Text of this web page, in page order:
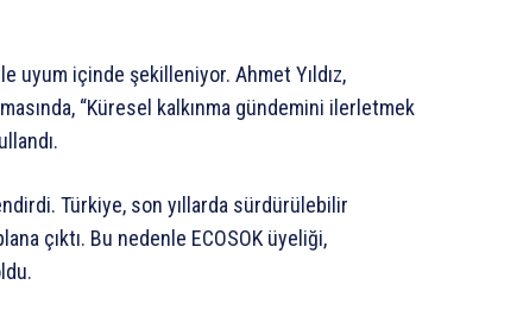
uyum içinde şekilleniyor. Ahmet Yıldız,
“Küresel kalkınma gündemini ilerletmek
Türkiye, son yıllarda sürdürülebilir
çıktı. Bu nedenle ECOSOK üyeliği,